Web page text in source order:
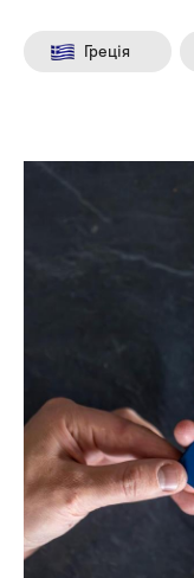
⁣⁣⁣ Греція